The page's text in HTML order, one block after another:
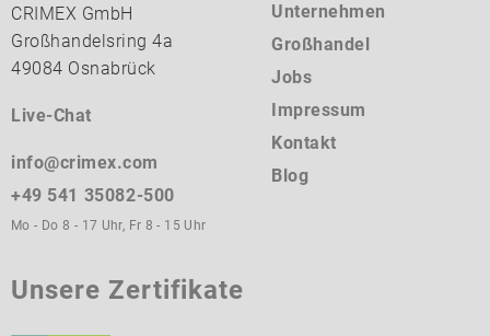
CRIMEX GmbH
Großhandelsring 4a
49084 Osnabrück
Live-Chat
info@crimex.com
+49 541 35082-500
Mo - Do 8 - 17 Uhr, Fr 8 - 15 Uhr
Unternehmen
Großhandel
Jobs
Impressum
Kontakt
Blog
Unsere Zertifikate